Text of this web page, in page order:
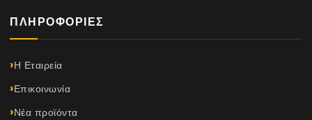
ΠΛΗΡΟΦΟΡΊΕΣ
Η Εταιρεία
Επικοινωνία
Νέα προϊόντα